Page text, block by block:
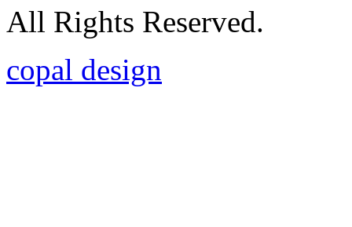
All Rights Reserved.
copal design